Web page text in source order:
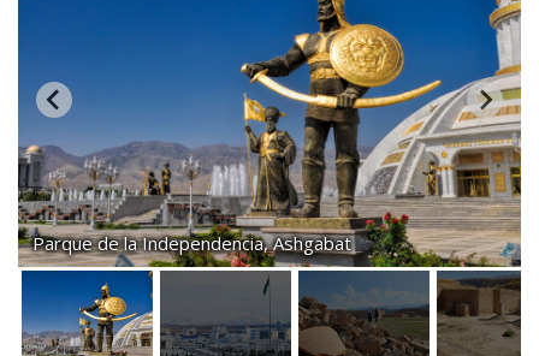
Parque de la Independencia, Ashgabat